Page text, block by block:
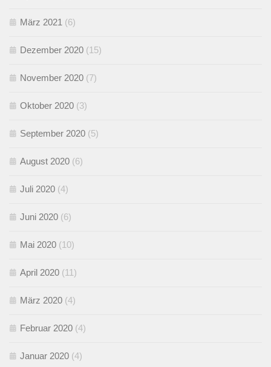
März 2021 (6)
Dezember 2020 (15)
November 2020 (7)
Oktober 2020 (3)
September 2020 (5)
August 2020 (6)
Juli 2020 (4)
Juni 2020 (6)
Mai 2020 (10)
April 2020 (11)
März 2020 (4)
Februar 2020 (4)
Januar 2020 (4)